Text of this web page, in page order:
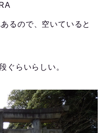
るので、空いていると
ぐらいらしい。